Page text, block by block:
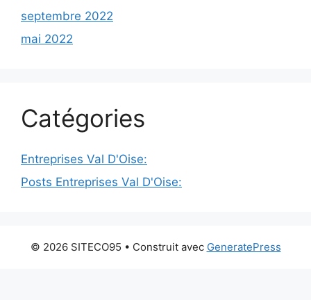
septembre 2022
mai 2022
Catégories
Entreprises Val D'Oise:
Posts Entreprises Val D'Oise:
© 2026 SITECO95 • Construit avec GeneratePress